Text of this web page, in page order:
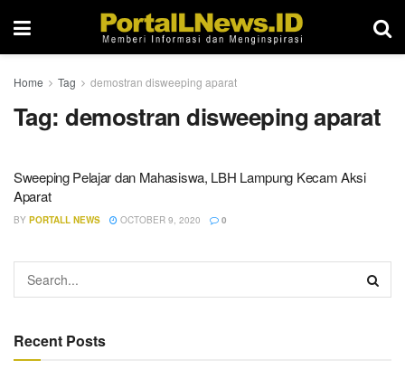
Home Tag demostran disweeping aparat
Tag:demostran disweeping aparat
Sweeping Pelajar dan Mahasiswa, LBH Lampung Kecam Aksi
Aparat
BY PORTALL NEWS OCTOBER 9, 2020 0
Recent Posts